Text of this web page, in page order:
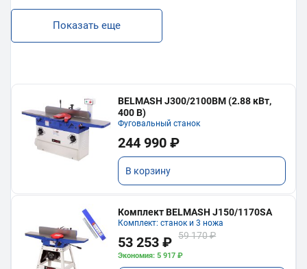
Показать еще
BELMASH J300/2100ВМ (2.88 кВт,
400 В)
Фуговальный станок
244 990 ₽
В корзину
Комплект BELMASH J150/1170SA
Комплект: станок и 3 ножа
53 253 ₽ 59 170 ₽
Экономия: 5 917 ₽